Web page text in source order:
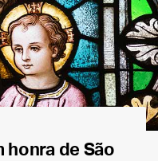
honra de São